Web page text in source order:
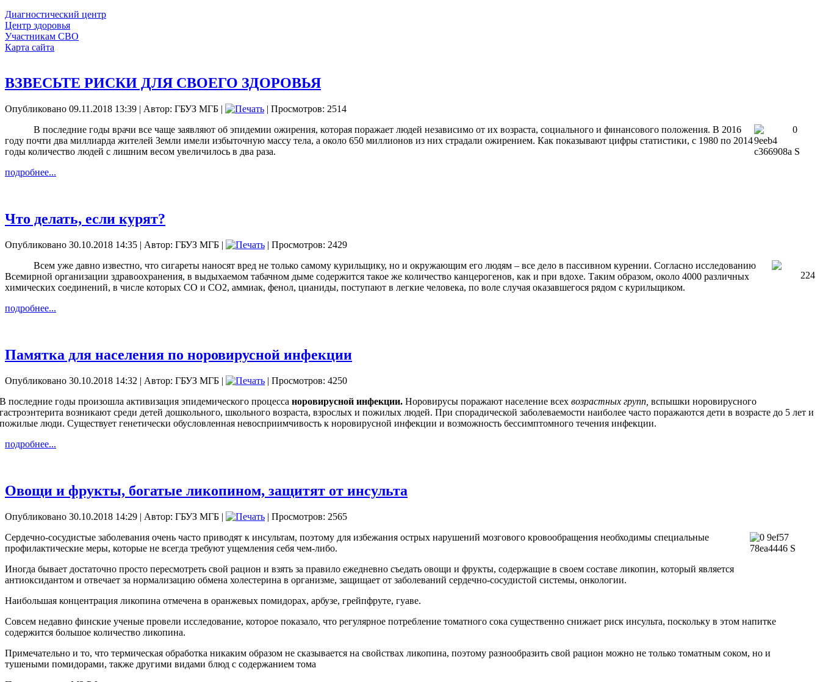
Диагностический центр
Центр здоровья
Участникам СВО
Карта сайта
ВЗВЕСЬТЕ РИСКИ ДЛЯ СВОЕГО ЗДОРОВЬЯ
Опубликовано 09.11.2018 13:39 | Автор: ГБУЗ МГБ |
| Просмотров: 2514
В последние годы врачи все чаще заявляют об эпидемии ожирения, котораяпоражает людей независимо от их возраста, социального и финансового положения. В 2016
году почти два миллиарда жителей Земли имели избыточную массу тела, а около 650 миллионов из них страдали ожирением. Как показывают цифры статистики, с 1980 по 2014
годы количество людей с лишним весом увеличилось в два раза.
подробнее...
Что делать, если курят?
Опубликовано 30.10.2018 14:35 | Автор: ГБУЗ МГБ |
| Просмотров: 2429
Всем уже давно известно, что сигареты наносят вред не только самому курильщику, но и окружающим его людям – все дело в пассивном курении. Согласно исследованию
Всемирной организации здравоохранения, в выдыхаемом табачном дыме содержится такое же количество канцерогенов, как и при вдохе. Таким образом, около 4000 различных
химических соединений, в числе которых CO и CO2, аммиак, фенол, цианиды, поступают в легкие человека, по воле случая оказавшегося рядом с курильщиком.
подробнее...
Памятка для населения по норовирусной инфекции
Опубликовано 30.10.2018 14:32 | Автор: ГБУЗ МГБ |
| Просмотров: 4250
последние годы произошла активизация эпидемического процесса норовирусной инфекции.Норовирусы поражают население всех возрастных групп, вспышки норовирусного
возникают среди детей дошкольного, школьного возраста, взрослых и пожилых людей. При спорадической заболеваемости наиболее часто поражаются дети в возрасте до 5 лет и
люди. Существует генетически обусловленная невосприимчивость к норовирусной инфекции и возможность бессимптомного течения инфекции.
подробнее...
Овощи и фрукты, богатые ликопином, защитят от инсульта
Опубликовано 30.10.2018 14:29 | Автор: ГБУЗ МГБ |
| Просмотров: 2565
Сердечно-сосудистые заболевания очень часто приводят к инсультам, поэтому для избежания острых нарушений мозгового кровообращения необходимы специальные
профилактические меры, которые не всегда требуют ущемления себя чем-либо.
Иногда бывает достаточно просто пересмотреть свой рацион и взять за правило ежедневно съедать овощи и фрукты, содержащие в своем составе ликопин, который является
антиоксидантом и отвечает за нормализацию обмена холестерина в организме, защищает от заболеваний сердечно-сосудистой системы, онкологии.
Наибольшая концентрация ликопина отмечена в оранжевых помидорах, арбузе, грейпфруте, гуаве.
Совсем недавно финские ученые провели исследование, которое показало, что регулярное потребление томатного сока существенно снижает риск инсульта, поскольку в этом напитке
содержится большое количество ликопина.
Примечательно и то, что термическая обработка никаким образом не сказывается на свойствах ликопина, поэтому разнообразить свой рацион можно не только томатным соком, но и
тушеными помидорами, также другими видами блюд с содержанием тома